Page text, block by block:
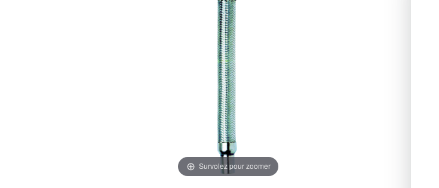
Survolez pour zoomer